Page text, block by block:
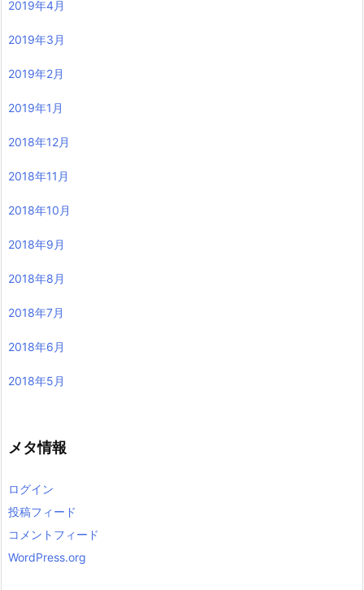
2019年4月
2019年3月
2019年2月
2019年1月
2018年12月
2018年11月
2018年10月
2018年9月
2018年8月
2018年7月
2018年6月
2018年5月
メタ情報
ログイン
投稿フィード
コメントフィード
WordPress.org